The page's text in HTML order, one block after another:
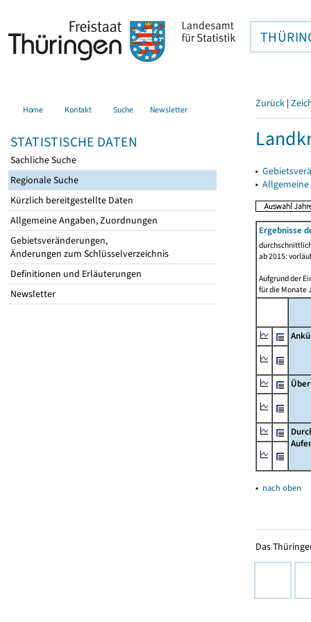
Home Kontakt Suche Newsletter
STATISTISCHE DATEN
Sachliche Suche
Regionale Suche
Kürzlich bereitgestellte Daten
Allgemeine Angaben, Zuordnungen
Gebietsveränderungen,
Änderungen zum Schlüsselverzeichnis
Definitionen und Erläuterungen
Newsletter
Zurück |
▸
▸
Ergebnisse
ab 2015:
Aufgrund der
für die Monate
▴ nach oben
Das